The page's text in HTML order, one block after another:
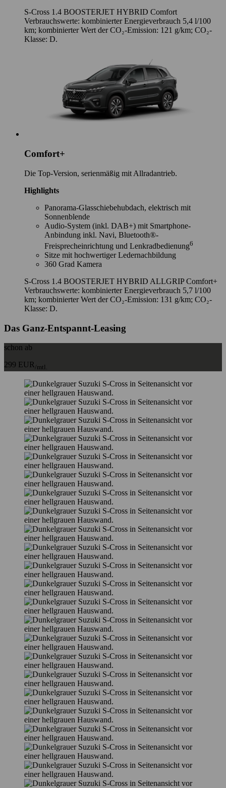
S-Cross 1.4 BOOSTERJET HYBRID Comfort
Verbrauchswerte: kombinierter Energieverbrauch 5,4 l/100
km; kombinierter Wert der CO₂-Emission: 121 g/km; CO₂-
Klasse: D.
Comfort+
Die Top-Version, serienmäßig mit Allradantrieb.
Highlights
Panorama-Glasschiebehubdach, elektrisch mit
Sonnenblende
Audio-System (inkl. DAB+) mit Smartphone-
Anbindung inkl. Navi, Bluetooth®-
Freisprecheinrichtung und Lenkradbedienung6
Sitze mit hochwertiger Ledernachbildung
360 Grad Kamera
S-Cross 1.4 BOOSTERJET HYBRID ALLGRIP Comfort+
Verbrauchswerte: kombinierter Energieverbrauch 5,7 l/100
km; kombinierter Wert der CO₂-Emission: 131 g/km; CO₂-
Klasse: D.
Das Ganz-Entspannt-Leasing
schon ab
299 EUR/mtl.